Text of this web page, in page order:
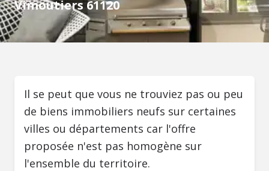
Vimoutiers 61120
Il se peut que vous ne trouviez pas ou peu
de biens immobiliers neufs sur certaines
villes ou départements car l'offre
proposée n'est pas homogène sur
l'ensemble du territoire.